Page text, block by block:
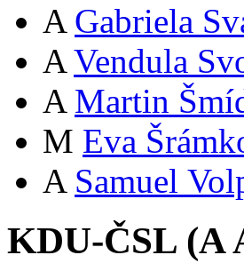
A Gabriela
A Vendula
A Martin
M Eva
A Samuel
KDU-ČSL (A